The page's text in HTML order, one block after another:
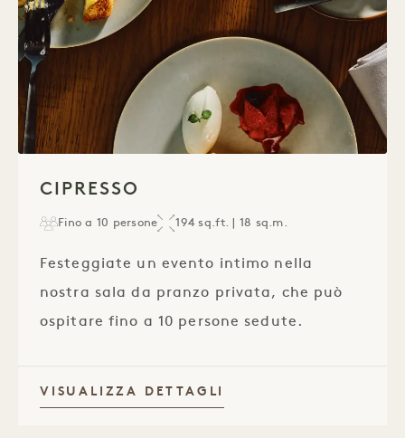
CIPRESSO
Fino a 10 persone 194 sq.ft. | 18 sq.m.
Festeggiate un evento intimo nella
nostra sala da pranzo privata, che può
ospitare fino a 10 persone sedute.
VISUALIZZA DETTAGLI